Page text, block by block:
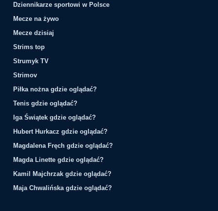
Dziennikarze sportowi w Polsce
Mecze na żywo
Mecze dzisiaj
Strims top
Strumyk TV
Strimov
Piłka nożna gdzie oglądać?
Tenis gdzie oglądać?
Iga Świątek gdzie oglądać?
Hubert Hurkacz gdzie oglądać?
Magdalena Fręch gdzie oglądać?
Magda Linette gdzie oglądać?
Kamil Majchrzak gdzie oglądać?
Maja Chwalińska gdzie oglądać?